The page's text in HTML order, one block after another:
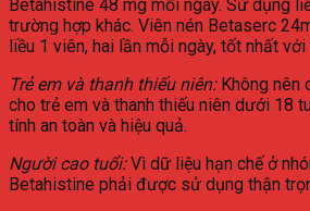
Betahistine 48 mg mỗi ngày. Sử dụng
trường hợp khác. Viên nén Betaserc
liều 1 viên, hai lần mỗi ngày, tốt nhất
Trẻ em và thanh thiếu niên:Không nên
cho trẻ em và thanh thiếu niên dưới 18
tính an toàn và hiệu quả.
Người cao tuổi:Vì dữ liệu hạn chế ở
Betahistine phải được sử dụng thận